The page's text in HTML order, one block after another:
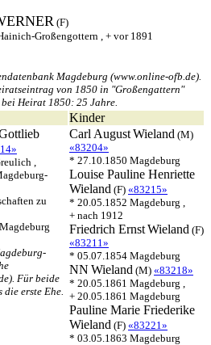
(F)
Großengottern , + vor 1891
Magdeburg (www.online-ofb.de).
von 1850 in "Großengattern"
Heirat 1850: 25 Jahre.
Kinder
,
zu
Für beide
die erste Ehe.
Carl AugustWieland (M)
«83204»
* 27.10.1850 Magdeburg
Louise Pauline Henriette
Wieland (F) «83215»
* 20.05.1852 Magdeburg ,
+ nach 1912
Friedrich ErnstWieland (F)
«83211»
* 05.07.1854 Magdeburg
NN Wieland (M) «83218»
* 20.05.1861 Magdeburg ,
+ 20.05.1861 Magdeburg
Pauline Marie Friederike
Wieland (F) «83221»
* 03.05.1863 Magdeburg